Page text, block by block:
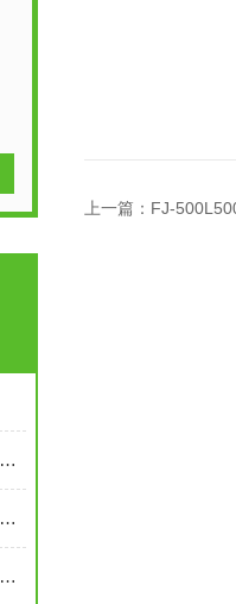
聚合反应釜的工作机制与工艺控制解析
不锈钢反应釜的传热夹套工作原理是什么
多反应釜控温制冷加热一体机需注意安装过程有那些
上一篇： FJ-